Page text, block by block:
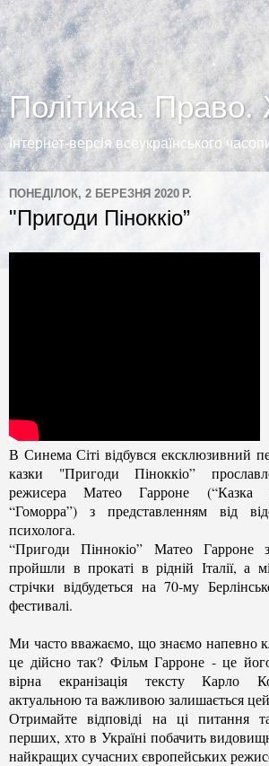
Політика. Право.
Інтернет-версія всеукраїнського
ПОНЕДІЛОК, 2 БЕРЕЗНЯ 2020 Р.
"Пригоди Піноккіо”
В Синема Сіті відбувся ексклюзивний
казки "Пригоди Піноккіо”
режисера Матео Гарроне (“Казка
“Гоморра”) з представленням від
психолога.
“Пригоди Піннокіо” Матео Гарроне
пройшли в прокаті в рідній Італії, а
стрічки відбудеться на 70-му
фестивалі.
Ми часто вважаємо, що знаємо напевно
це дійсно так? Фільм Гарроне - це
вірна екранізація тексту Карло
актуальною та важливою залишається
Отримайте відповіді на ці питання
перших, хто в Україні побачить
найкращих сучасних європейських